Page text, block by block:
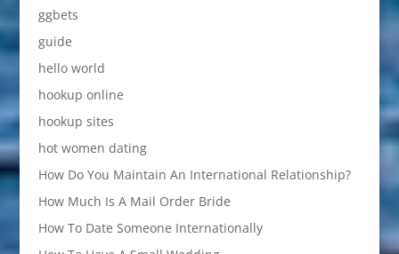
ggbets
guide
hello world
hookup online
hookup sites
hot women dating
How Do You Maintain An International Relationship?
How Much Is A Mail Order Bride
How To Date Someone Internationally